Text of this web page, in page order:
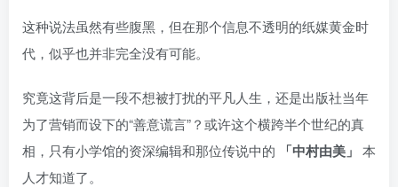
这种说法虽然有些腹黑，但在那个信息不透明的纸媒黄金时
代，似乎也并非完全没有可能。
究竟这背后是一段不想被打扰的平凡人生，还是出版社当年
为了营销而设下的“善意谎言”？或许这个横跨半个世纪的真
相，只有小学馆的资深编辑和那位传说中的
「中村由美」 本
人才知道了。